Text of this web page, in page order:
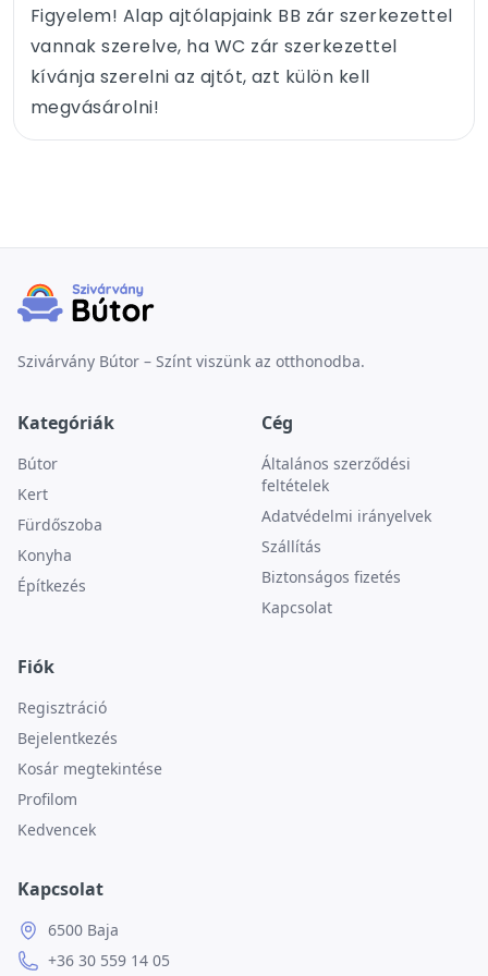
Figyelem! Alap ajtólapjaink BB zár szerkezettel
vannak szerelve, ha WC zár szerkezettel
kívánja szerelni az ajtót, azt külön kell
megvásárolni!
Szivárvány Bútor – Színt viszünk az otthonodba.
Kategóriák
Bútor
Kert
Fürdőszoba
Konyha
Építkezés
Cég
Általános szerződési
feltételek
Adatvédelmi irányelvek
Szállítás
Biztonságos fizetés
Kapcsolat
Fiók
Regisztráció
Bejelentkezés
Kosár megtekintése
Profilom
Kedvencek
Kapcsolat
6500 Baja
+36 30 559 14 05